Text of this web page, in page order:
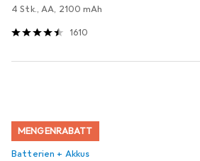
4 Stk., AA, 2100 mAh
1610
MENGENRABATT
Batterien + Akkus